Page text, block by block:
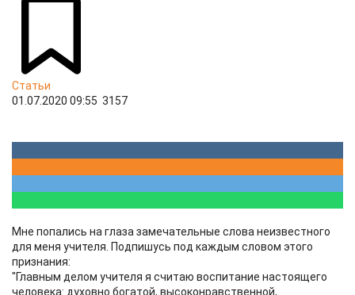
Статьи
01.07.2020 09:55 3157
Мне попались на глаза замечательные слова неизвестного
для меня учителя. Подпишусь под каждым словом этого
признания:
"Главным делом учителя я считаю воспитание настоящего
человека: духовно богатой, высоконравственной,